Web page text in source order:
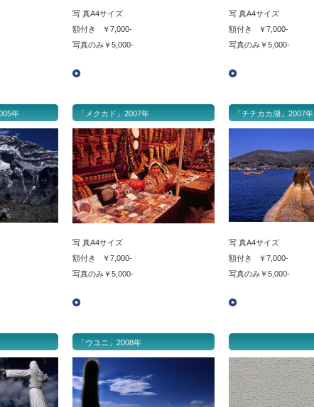
写 真A4サイズ
額付き ￥7,000-
写真のみ￥5,000-
写 真A4サイズ
額付き ￥7,000-
写真のみ￥5,000-
年 「メクカド」2007年
写 真A4サイズ
額付き ￥7,000-
写真のみ￥5,000-
「チチカカ湖」2007年
写 真A4サイズ
額付き ￥7,000-
写真のみ￥5,000-
「ウユニ」2008年